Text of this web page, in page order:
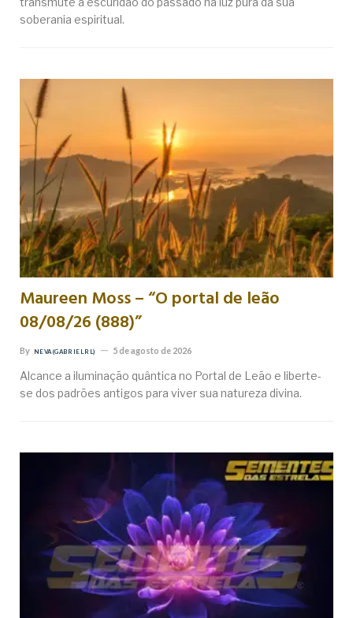
soberania espiritual.
Maureen Moss – “O portal de leão
08/08/26 (888)”
By NEVA (GABRIEL RL) 5 de agosto de 2026
Alcance a iluminação quântica no Portal de Leão e liberte-
se dos padrões antigos para viver sua natureza divina.